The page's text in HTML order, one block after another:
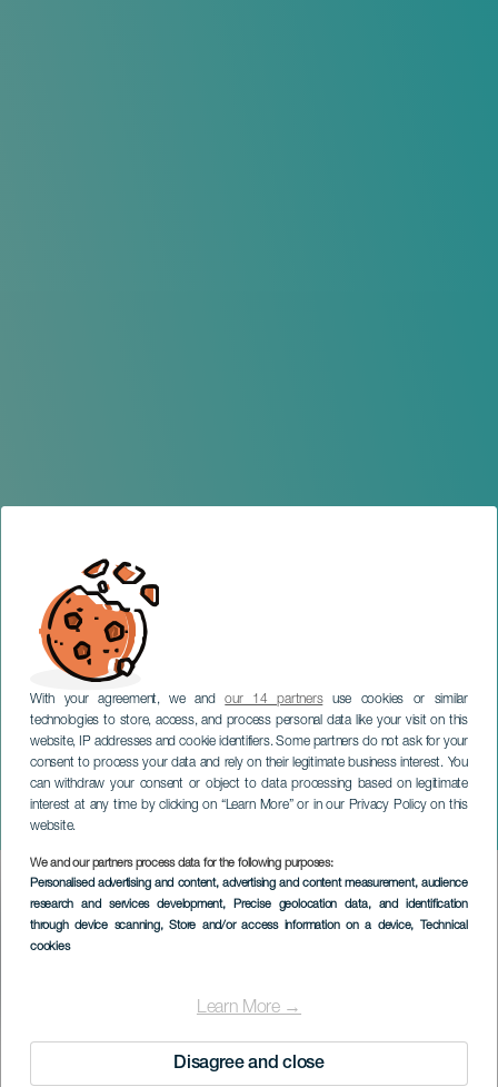
With your agreement, we andour 14 partnersuse cookies or similar
technologies to store, access, and process personal data like your visit on this
website, IP addresses and cookie identifiers. Some partners do not ask for your
consent to process your data and rely on their legitimate business interest. You
can withdraw your consent or object to data processing based on legitimate
interest at any time by clicking on “Learn More” or in our Privacy Policy on this
website.
We and our partners process data for the following purposes:
Personalised advertising and content, advertising and content measurement, audience
research and services development, Precise geolocation data, and identification
through device scanning, Store and/or access information on a device, Technical
cookies
Learn More →
Disagree and close
Her Feminist Festival en
Gran Canaria
GRAN CANARIA
Imagen
Listado
EVENTO PASADO